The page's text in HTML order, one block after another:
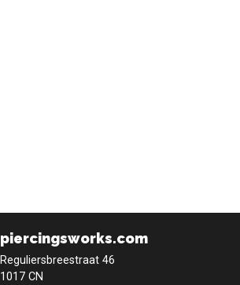
piercingsworks.com
Reguliersbreestraat 46
1017 CN